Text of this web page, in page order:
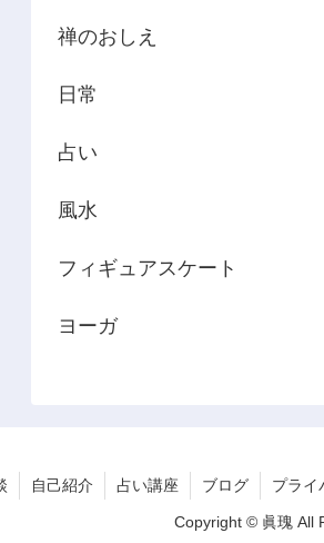
禅のおしえ
日常
占い
風水
フィギュアスケート
ヨーガ
自己紹介 占い講座 ブログ プライ
Copyright © 眞瑰 All